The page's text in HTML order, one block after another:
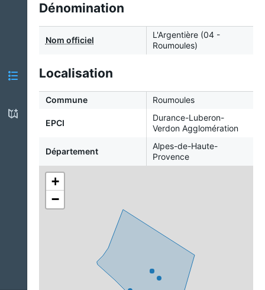
Dénomination
Nom officiel
L'Argentière (04 -
Roumoules)
Localisation
Commune Roumoules
EPCI
Durance-Luberon-
Verdon Agglomération
Département
Alpes-de-Haute-
Provence
+
−